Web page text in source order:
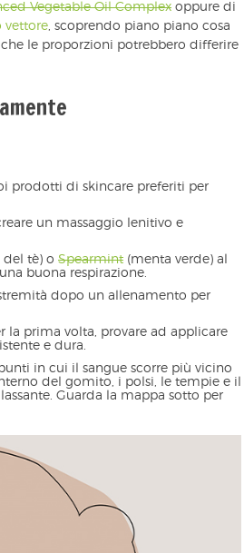
Vegetable Oil Complex oppure di
vettore, scoprendo piano piano cosa
le proporzioni potrebbero differire
prodotti di skincare preferiti per
un massaggio lenitivo e
del tè) o Spearmint (menta verde) al
buona respirazione.
dopo un allenamento per
la prima volta, provare ad applicare
e dura.
in cui il sangue scorre più vicino
del gomito, i polsi, le tempie e il
Guarda la mappa sotto per